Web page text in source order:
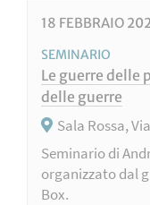
18 FEBBRAIO
SEMINARIO
Le guerre
delle guerre
Sala Rossa,
Seminario di
organizzato dal
Box.